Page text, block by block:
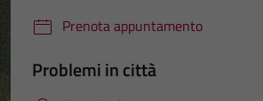
Prenota appuntamento
Problemi in città